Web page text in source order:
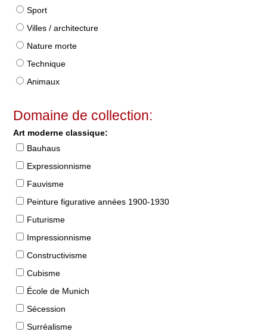
Sport
Villes / architecture
Nature morte
Technique
Animaux
Domaine de collection:
Art moderne classique:
Bauhaus
Expressionnisme
Fauvisme
Peinture figurative années 1900-1930
Futurisme
Impressionnisme
Constructivisme
Cubisme
École de Munich
Sécession
Surréalisme